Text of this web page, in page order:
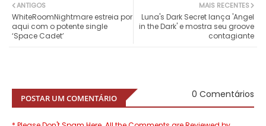
MAIS RECENTES
Luna's Dark Secret lança 'Angel
in the Dark' e mostra seu groove
contagiante
ANTIGOS
WhiteRoomNightmare estreia por
aqui com o potente single
‘Space Cadet’
POSTAR UM COMENTÁRIO 0 Comentários